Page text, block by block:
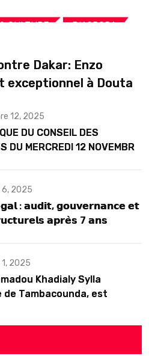
CULTURE DIASPORA
Dakar: Enzo
exceptionnel à Douta
12, 2025
DU CONSEIL DES
DU MERCREDI 12 NOVEMBRE
2025
: 𝗮𝘂𝗱𝗶𝘁, 𝗴𝗼𝘂𝘃𝗲𝗿𝗻𝗮𝗻𝗰𝗲 𝗲𝘁
𝗮𝗽𝗿𝗲̀𝘀 7 𝗮𝗻𝘀
2025
Khadialy Sylla
de Tambacounda, est